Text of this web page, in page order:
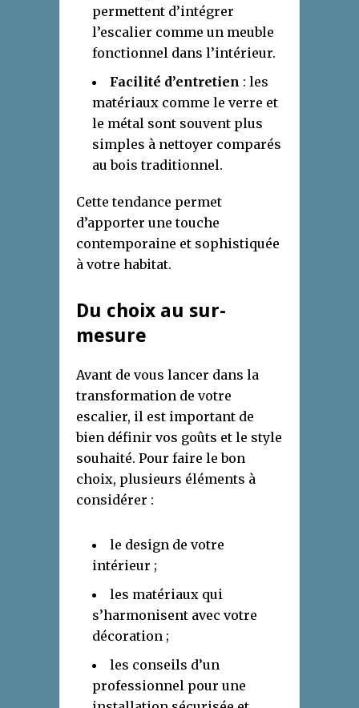
permettent d’intégrer
l’escalier comme un meuble
fonctionnel dans l’intérieur.
Facilité d’entretien : les
matériaux comme le verre et
le métal sont souvent plus
simples à nettoyer comparés
au bois traditionnel.
Cette tendance permet
d’apporter une touche
contemporaine et sophistiquée
à votre habitat.
Du choix au sur-
mesure
Avant de vous lancer dans la
transformation de votre
escalier, il est important de
bien définir vos goûts et le style
souhaité. Pour faire le bon
choix, plusieurs éléments à
considérer :
le design de votre
intérieur ;
les matériaux qui
s’harmonisent avec votre
décoration ;
les conseils d’un
professionnel pour une